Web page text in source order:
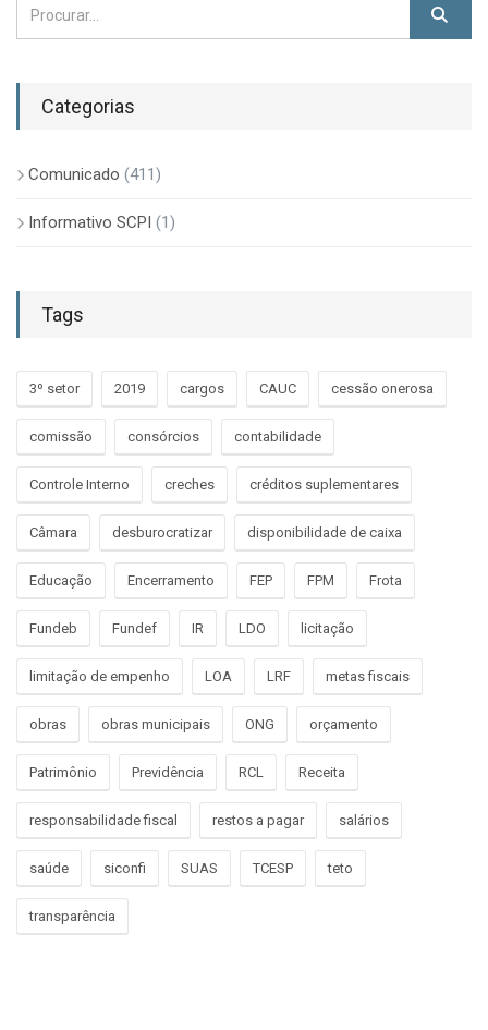
Categorias
Comunicado (411)
Informativo SCPI (1)
Tags
3º setor 2019 cargos CAUC cessão onerosa
comissão consórcios contabilidade
Controle Interno creches créditos suplementares
Câmara desburocratizar disponibilidade de caixa
Educação Encerramento FEP FPM Frota
Fundeb Fundef IR LDO licitação
limitação de empenho LOA LRF metas fiscais
obras obras municipais ONG orçamento
Patrimônio Previdência RCL Receita
responsabilidade fiscal restos a pagar salários
saúde siconfi SUAS TCESP teto
transparência